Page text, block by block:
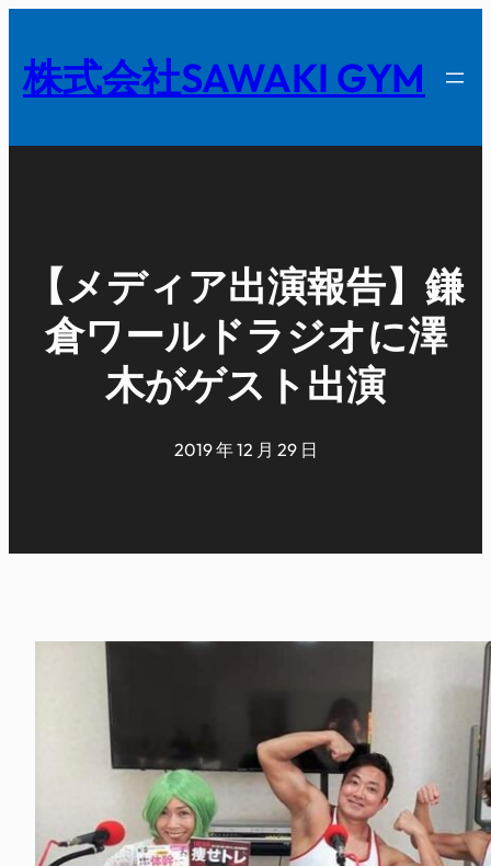
を
キ
株式会社SAWAKI GYM
【メディア出演報告】鎌
倉ワールドラジオに澤
木がゲスト出演
2019 年 12 月 29 日